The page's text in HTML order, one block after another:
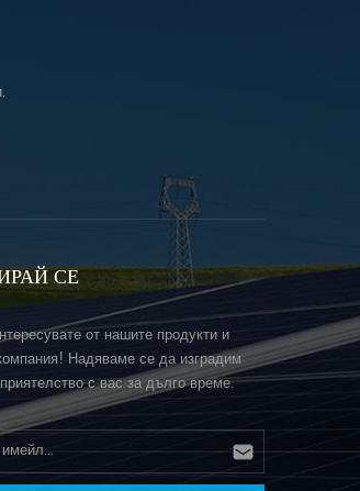
СЕ
от нашите продукти и
Надяваме се да изградим
с вас за дълго време.